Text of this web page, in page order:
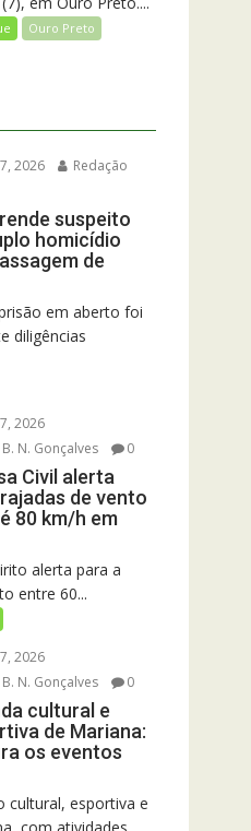
Ouro Preto
2026
Redação
suspeito
homicídio
de
em aberto foi
diligências
2026
B. N. Gonçalves
0
Civil alerta
de vento
80 km/h em
alerta para a
entre 60...
2026
B. N. Gonçalves
0
cultural e
de Mariana:
os eventos
cultural, esportiva e